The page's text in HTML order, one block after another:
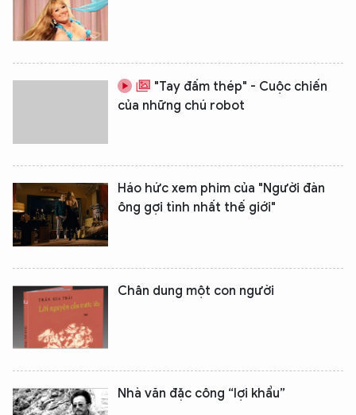
"Tay đấm thép" - Cuộc chiến
của những chú robot
Háo hức xem phim của "Người đàn
ông gợi tình nhất thế giới"
Chân dung một con người
Nhà văn đặc công “lợi khẩu”